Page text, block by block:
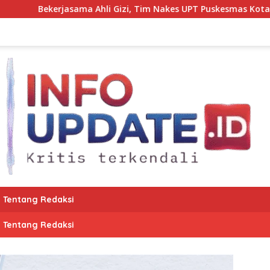
Gizi, Tim Nakes UPT Puskesmas Kota Bantaeng Pantau
Tentang Redaksi
Tentang Redaksi